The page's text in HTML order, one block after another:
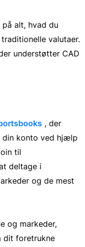
alt, hvad du
valutaer.
understøtter CAD
, der
din konto ved hjælp
til
deltage i
og de mest
og markeder,
dit foretrukne